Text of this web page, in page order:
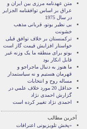
متن عهدنامه مرزى بين ايران و
عراق بر اساس توافقنامه الجزاير
در سال 1975
بی نظیر بوتو، قربانی مذهب
خشونت
ترکمنستان بر خلاف توافق قبلی
خواستار افزایش قیمت گاز است
بوتو برای منطقه ما یک وزنه غیر
قابل انکار بود
ما هنوز به دنبال ماجراجو و
قهرمان هستيم و نه سياستمدار
مساله روح و انتخابات
حداقل 20 مورد خلاف علمي در
گزارش احمدی نژاد
احمدی نژاد تغییر کرده است
آخرین مطالب
«پخش تلویزیونی اعترافات